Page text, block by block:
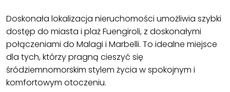
Doskonała lokalizacja nieruchomości umożliwia szybki
dostęp do miasta i plaż Fuengiroli, z doskonałymi
połączeniami do Malagi i Marbelli. To idealne miejsce
dla tych, którzy pragną cieszyć się
śródziemnomorskim stylem życia w spokojnym i
komfortowym otoczeniu.